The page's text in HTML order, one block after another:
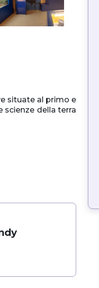
situate al primo e
scienze della terra